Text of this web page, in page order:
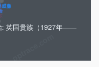
威廉
莎拉
弗龙
·乔治
1957
·梅尔
·乔治
1961
·亨利
尔姆
·乔治
1962
苏拉
安娜
尔
: 英国贵族（1927年——